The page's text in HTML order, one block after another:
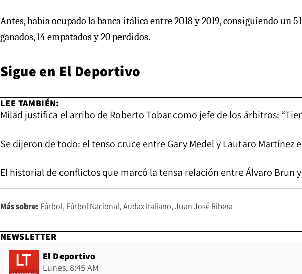
Antes, había ocupado la banca itálica entre 2018 y 2019, consiguiendo un
ganados, 14 empatados y 20 perdidos.
Sigue en El Deportivo
LEE TAMBIÉN:
Milad justifica el arribo de Roberto Tobar como jefe de los árbitros:
Se dijeron de todo: el tenso cruce entre Gary Medel y Lautaro Martínez
El historial de conflictos que marcó la tensa relación entre Álvaro Brun
Más sobre: Fútbol Fútbol Nacional Audax Italiano Juan José Ribera
NEWSLETTER
El Deportivo
Lunes, 8:45 AM